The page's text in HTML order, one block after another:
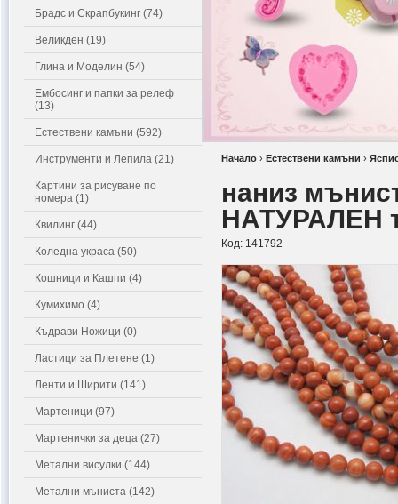
Брадс и Скрапбукинг (74)
Великден (19)
Глина и Моделин (54)
Ембосинг и папки за релеф
(13)
Естествени камъни (592)
Инструменти и Лепила (21)
Картини за рисуване по
номера (1)
Квилинг (44)
Коледна украса (50)
Кошници и Кашпи (4)
Кумихимо (4)
Къдрави Ножици (0)
Ластици за Плетене (1)
Ленти и Ширити (141)
Мартеници (97)
Мартенички за деца (27)
Метални висулки (144)
Метални мъниста (142)
Начало › Естествени камъни ›
наниз
НАТУРАЛЕН
Код: 141792